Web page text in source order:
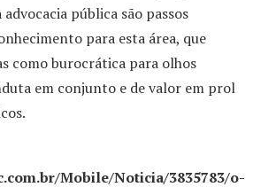
pública são passos
para esta área, que
como burocrática para olhos
em conjunto e de valor em prol
Mobile/Noticia/3835783/o-